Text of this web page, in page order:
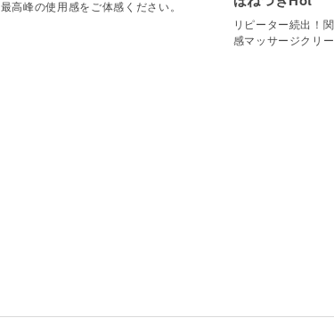
最高峰の使用感をご体感ください。
リピーター続出！
感マッサージクリ